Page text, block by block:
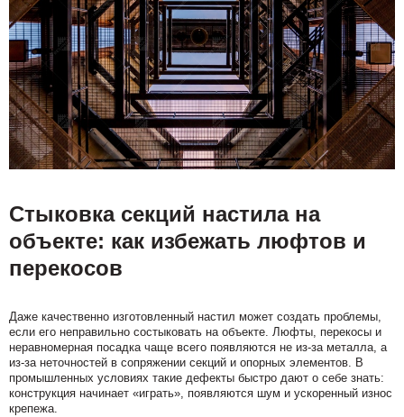
Стыковка секций настила на
объекте: как избежать люфтов и
перекосов
Даже качественно изготовленный настил может создать проблемы,
если его неправильно состыковать на объекте. Люфты, перекосы и
неравномерная посадка чаще всего появляются не из-за металла, а
из-за неточностей в сопряжении секций и опорных элементов. В
промышленных условиях такие дефекты быстро дают о себе знать:
конструкция начинает «играть», появляются шум и ускоренный износ
крепежа.